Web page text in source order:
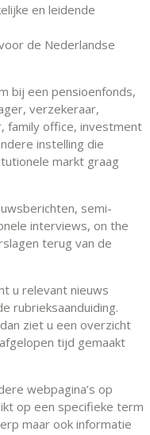
en leidende
de Nederlandse
bij een pensioenfonds,
verzekeraar,
family office, investment
instelling die
markt graag
semi-
interviews, on the
terug van de
u relevant nieuws
rubrieksaanduiding.
ziet u een overzicht
tijd gemaakt
webpagina’s op
op een specifieke term
maar ook informatie